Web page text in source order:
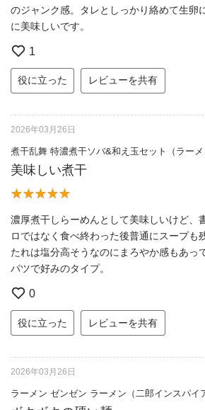
のジャンク感。タレとしっかり絡めて生卵
に美味しいです。
1
役に立った レビューを共有
2026年03月26日
煮干乱舞 特濃煮干ソバ&和え玉セット（ラーメ
美味しい煮干
濃厚煮干しらーめんとして美味しいけど、
ロではなく食べ終わった後普通にスープも
たれは塩分高そうなのにまろやか感もあっ
パツで好みのタイプ。
0
役に立った レビューを共有
2026年03月26日
ラーメン ゼンゼン ラーメン（二郎インスパイ